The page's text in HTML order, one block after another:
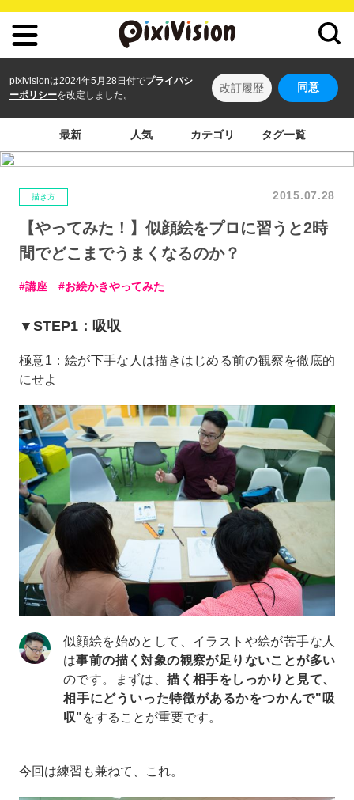
pixivisionは2024年5月28日付でプライバシ
ーポリシーを改定しました。
改訂履歴 同意
最新 人気 カテゴリ タグ一覧
描き方 2015.07.28
【やってみた！】似顔絵をプロに習うと2時
間でどこまでうまくなるのか？
講座 お絵かきやってみた
▼STEP1：吸収
極意1：絵が下手な人は描きはじめる前の観察を徹底的
にせよ
似顔絵を始めとして、イラストや絵が苦手な人
は事前の描く対象の観察が足りないことが多い
のです。まずは、描く相手をしっかりと見て、
相手にどういった特徴があるかをつかんで"吸
収"をすることが重要です。
今回は練習も兼ねて、これ。